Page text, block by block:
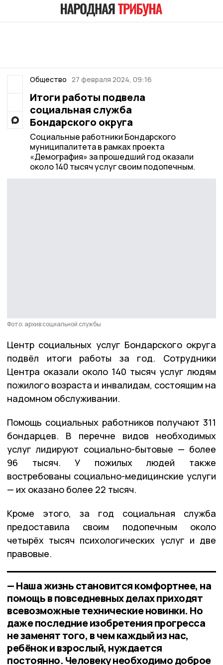
Общество 27 февраля 2024, 09:16
Итоги работы подвела
социальная служба
Бондарского округа
Социальные работники Бондарского
муниципалитета в рамках проекта
«Демография» за прошедший год оказали
около 140 тысяч услуг своим подопечным.
Фото: архив социальной службы
Центр социальных услуг Бондарского округа
подвёл итоги работы за год. Сотрудники
Центра оказали около 140 тысяч услуг людям
пожилого возраста и инвалидам, состоящим на
надомном обслуживании.
Помощь социальных работников получают 311
бондарцев. В перечне видов необходимых
услуг лидируют социально-бытовые — более
96 тысяч. У пожилых людей также
востребованы социально-медицинские услуги
— их оказано более 22 тысяч.
Кроме этого, за год социальная служба
предоставила своим подопечным около
четырёх тысяч психологических услуг и две
правовые.
— Наша жизнь становится комфортнее, на
помощь в повседневных делах приходят
всевозможные технические новинки. Но
даже последние изобретения прогресса
не заменят того, в чем каждый из нас,
ребёнок и взрослый, нуждается
постоянно. Человеку необходимо доброе